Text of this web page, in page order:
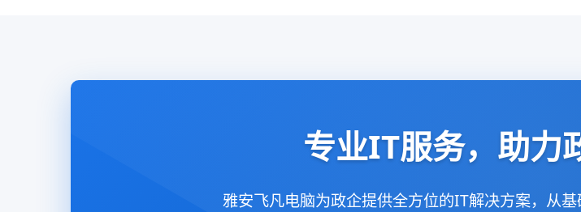
专业IT服务，助力
雅安飞凡电脑为政企提供全方位的IT解决方案，从